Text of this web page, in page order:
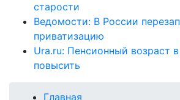
старости
Ведомости: В России
приватизацию
Ura.ru: Пенсионный возраст
повысить
Главная